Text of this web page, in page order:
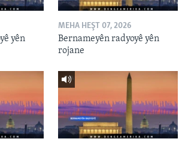
yên
MEHA HEŞT 07, 2026
Bernameyên radyoyê yên
rojane